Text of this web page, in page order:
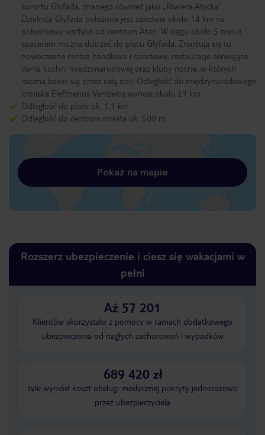
kurortu Glyfada, znanego również jako „Riwiera Atycka”.
Dzielnica Glyfada położona jest zaledwie około 14 km na
południowy wschód od centrum Aten. W ciągu około 5 minut
spacerem można dotrzeć do placu Glyfada. Znajdują się tu
nowoczesne centra handlowe i sportowe, restauracje serwujące
dania kuchni międzynarodowej oraz kluby nocne, w których
można bawić się przez całą noc. Odległość do międzynarodowego
lotniska Eleftherios Venizelos wynosi około 23 km.
Odległość do plaży ok. 1,1 km
Odległość do centrum miasta ok. 500 m
Pokaż na mapie
Rozszerz ubezpieczenie i ciesz się wakacjami w
pełni
Aż 57 201
Klientów skorzystało z pomocy w ramach dodatkowego
ubezpieczenia od nagłych zachorowań i wypadków
689 420 zł
tyle wyniósł koszt obsługi medycznej pokryty jednorazowo
przez ubezpieczyciela